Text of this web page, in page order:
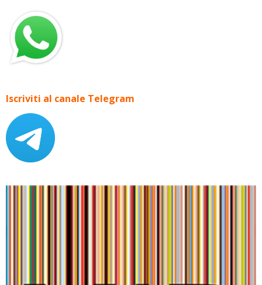
Iscriviti al canale Telegram